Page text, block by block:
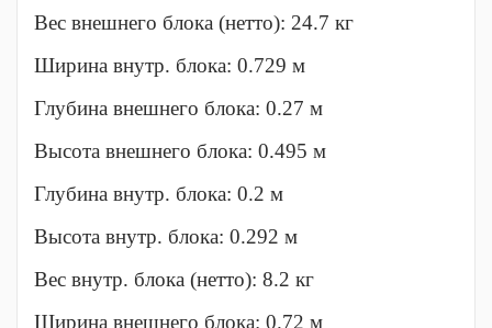
Вес внешнего блока (нетто): 24.7 кг
Ширина внутр. блока: 0.729 м
Глубина внешнего блока: 0.27 м
Высота внешнего блока: 0.495 м
Глубина внутр. блока: 0.2 м
Высота внутр. блока: 0.292 м
Вес внутр. блока (нетто): 8.2 кг
Ширина внешнего блока: 0.72 м